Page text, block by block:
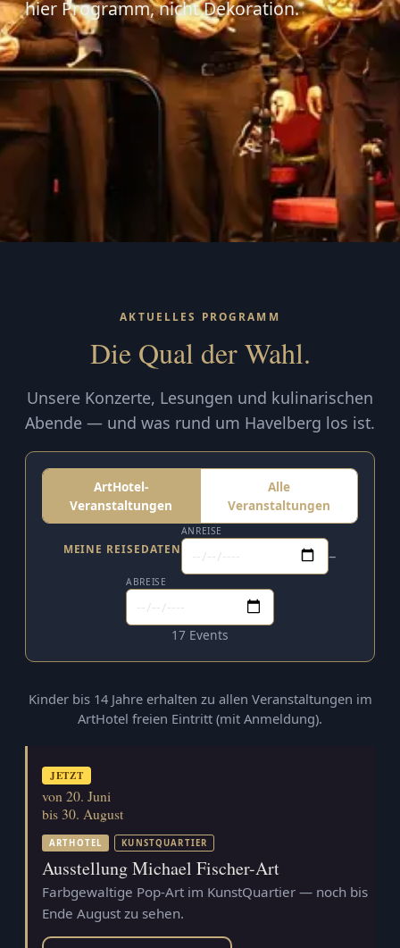
hier Programm, nicht Dekoration.
AKTUELLES PROGRAMM
Die Qual der Wahl.
Unsere Konzerte, Lesungen und kulinarischen
Abende — und was rund um Havelberg los ist.
ArtHotel-
Veranstaltungen
Alle
Veranstaltungen
MEINE REISEDATEN
ANREISE
–
ABREISE
17 Events
Kinder bis 14 Jahre erhalten zu allen Veranstaltungen im
ArtHotel freien Eintritt (mit Anmeldung).
JETZT
von 20. Juni
bis 30. August
ARTHOTEL KUNSTQUARTIER
Ausstellung Michael Fischer-Art
Farbgewaltige Pop-Art im KunstQuartier — noch bis
Ende August zu sehen.